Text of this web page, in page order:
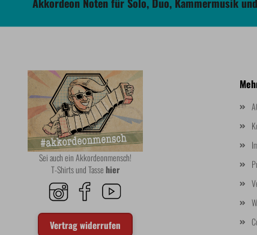
Sei auch ein Akkordeonmensch!
T-Shirts und Tassehier
Vertrag widerrufen